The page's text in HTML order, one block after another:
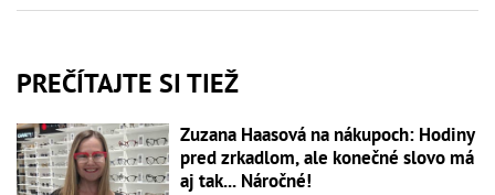
PREČÍTAJTE SI TIEŽ
Zuzana Haasová na nákupoch: Hodiny
pred zrkadlom, ale konečné slovo má
aj tak... Náročné!